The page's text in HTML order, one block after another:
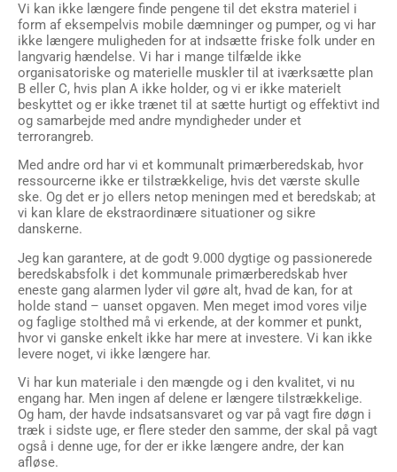
Vi kan ikke længere finde pengene til det ekstra materiel i
form af eksempelvis mobile dæmninger og pumper, og vi har
ikke længere muligheden for at indsætte friske folk under en
langvarig hændelse. Vi har i mange tilfælde ikke
organisatoriske og materielle muskler til at iværksætte plan
B eller C, hvis plan A ikke holder, og vi er ikke materielt
beskyttet og er ikke trænet til at sætte hurtigt og effektivt ind
og samarbejde med andre myndigheder under et
terrorangreb.
Med andre ord har vi et kommunalt primærberedskab, hvor
ressourcerne ikke er tilstrækkelige, hvis det værste skulle
ske. Og det er jo ellers netop meningen med et beredskab; at
vi kan klare de ekstraordinære situationer og sikre
danskerne.
Jeg kan garantere, at de godt 9.000 dygtige og passionerede
beredskabsfolk i det kommunale primærberedskab hver
eneste gang alarmen lyder vil gøre alt, hvad de kan, for at
holde stand – uanset opgaven. Men meget imod vores vilje
og faglige stolthed må vi erkende, at der kommer et punkt,
hvor vi ganske enkelt ikke har mere at investere. Vi kan ikke
levere noget, vi ikke længere har.
Vi har kun materiale i den mængde og i den kvalitet, vi nu
engang har. Men ingen af delene er længere tilstrækkelige.
Og ham, der havde indsatsansvaret og var på vagt fire døgn i
træk i sidste uge, er flere steder den samme, der skal på vagt
også i denne uge, for der er ikke længere andre, der kan
afløse.